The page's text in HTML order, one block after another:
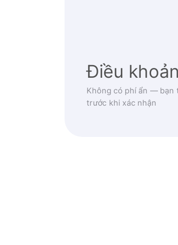
Điều
Không có phí ẩn — bạn
trước khi xác nhận